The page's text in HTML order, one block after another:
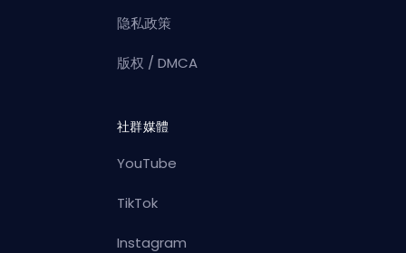
隐私政策
版权 / DMCA
社群媒體
YouTube
TikTok
Instagram